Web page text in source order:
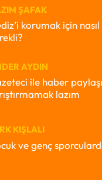
ŞAFAK
korumak için
AYDIN
ile haber
lazım
KIŞLALI
ve genç